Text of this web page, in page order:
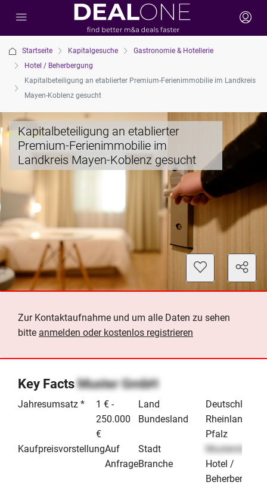
Startseite Kapitalgesuche
Gastronomie & Hotellerie
Hotel / Beherbergung
Kapitalbeteiligung an etablierter Premium-Ferienimmobilie im Landkreis
Mayen-Koblenz gesucht
Kapitalbeteiligung an etablierter
Premium-Ferienimmobilie im
Landkreis Mayen-Koblenz gesucht
Zur Kontaktaufnahme und um alle Daten zu sehen
bitte anmelden oder kostenlos registrieren
Key FactsMuster GmbH
Jahresumsatz *
1 € -
250.000
€
KaufpreisvorstellungAuf
Anfrage
Land
Deutschland
Bundesland
Rheinland-
Pfalz
Stadt
Musterstadt
Branche
Hotel /
Beherbergung